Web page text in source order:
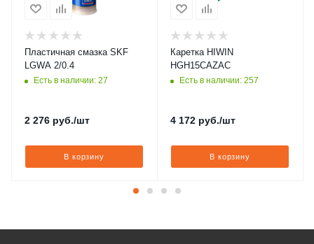
Пластичная смазка SKF
LGWA 2/0.4
Есть в наличии: 27
2 276 руб./шт
В корзину
Каретка HIWIN
HGH15CAZAC
Есть в наличии: 257
4 172 руб./шт
В корзину